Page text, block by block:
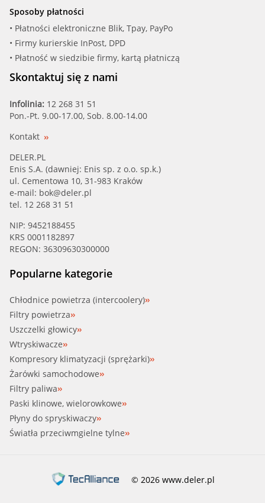
Sposoby płatności
• Płatności elektroniczne Blik, Tpay, PayPo
• Firmy kurierskie InPost, DPD
• Płatność w siedzibie firmy, kartą płatniczą
Skontaktuj się z nami
Infolinia: 12 268 31 51
Pon.-Pt. 9.00-17.00, Sob. 8.00-14.00
Kontakt
DELER.PL
Enis S.A. (dawniej: Enis sp. z o.o. sp.k.)
ul. Cementowa 10, 31-983 Kraków
e-mail: bok@deler.pl
tel. 12 268 31 51
NIP: 9452188455
KRS 0001182897
REGON: 36309630300000
Popularne kategorie
Chłodnice powietrza (intercoolery)
Filtry powietrza
Uszczelki głowicy
Wtryskiwacze
Kompresory klimatyzacji (sprężarki)
Żarówki samochodowe
Filtry paliwa
Paski klinowe, wielorowkowe
Płyny do spryskiwaczy
Światła przeciwmgielne tylne
© 2026 www.deler.pl